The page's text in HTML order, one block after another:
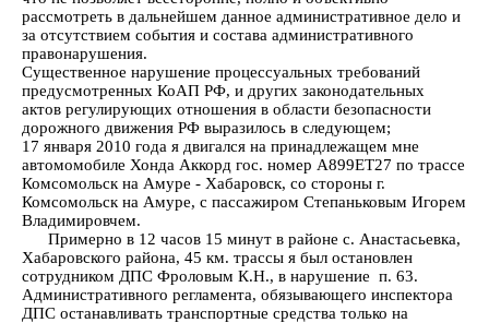
рассмотреть в дальнейшем данное административное дело и
за отсутствием события и состава административного
правонарушения.
Существенное нарушение процессуальных требований
предусмотренных КоАП РФ, и других законодательных
актов регулирующих отношения в области безопасности
дорожного движения РФ выразилось в следующем;
17 января 2010 года я двигался на принадлежащем мне
автомомобиле Хонда Аккорд гос. номер А899ЕТ27 по трассе
Комсомольск на Амуре - Хабаровск, со стороны г.
Комсомольск на Амуре, с пассажиром Степаньковым Игорем
Владимировчем.
Примерно в 12 часов 15 минут в районе с. Анастасьевка,
Хабаровского района, 45 км. трассы я был остановлен
сотрудником ДПС Фроловым К.Н., в нарушение п. 63.
Административного регламента, обязывающего инспектора
ДПС останавливать транспортные средства только на